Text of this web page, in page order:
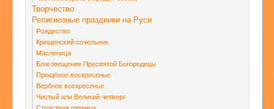
Творчество
Религиозные праздники на Руси
Рождество
Крещенский сочельник
Масленица
Благовещение Пресвятой Богородицы
Прощёное воскресенье
Вербное воскресенье
Чистый или Великий четверг
Страстная пятница